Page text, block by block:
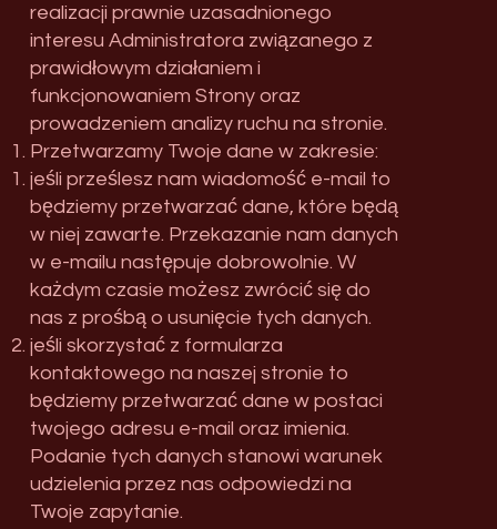
realizacji prawnie uzasadnionego
interesu Administratora związanego z
prawidłowym działaniem i
funkcjonowaniem Strony oraz
prowadzeniem analizy ruchu na stronie.
Przetwarzamy Twoje dane w zakresie:
jeśli prześlesz nam wiadomość e-mail to
będziemy przetwarzać dane, które będą
w niej zawarte. Przekazanie nam danych
w e-mailu następuje dobrowolnie. W
każdym czasie możesz zwrócić się do
nas z prośbą o usunięcie tych danych.
jeśli skorzystać z formularza
kontaktowego na naszej stronie to
będziemy przetwarzać dane w postaci
twojego adresu e-mail oraz imienia.
Podanie tych danych stanowi warunek
udzielenia przez nas odpowiedzi na
Twoje zapytanie.